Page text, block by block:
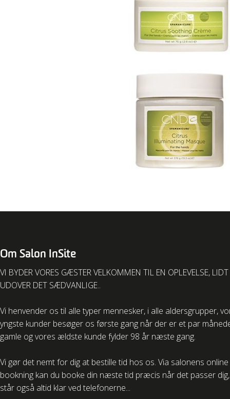
Om Salon InSite
VI BYDER VORES GÆSTER VELKOMMEN TIL EN OPLEVELSE, LIDT
UDOVER DET SÆDVANLIGE..
Vi henvender os til alle typer mennesker, i alle aldersgrupper,
yngste kunder besøger os første gang når der er et par
gamle og vores ældste kunde fylder 98 år næste gang.
Vi gør det nemt for dig at bestille tid hos os. Via salonens online
bookning kan du booke din næste tid præcis når det passer
står også altid klar ved telefonerne...